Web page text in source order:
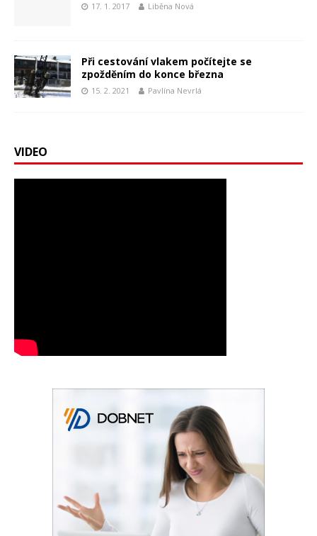
17. 1. 2017 Liběna Nová
Při cestování vlakem počítejte se
zpožděním do konce března
15. 2. 2021 Pavlína Nevrlá
VIDEO